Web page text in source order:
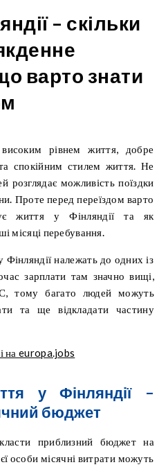
– скільки
варто знати
рівнем життя, добре
спокійним стилем життя. Не
можливість поїздки
Проте перед переїздом варто
життя у Фінляндії та як
місяці перебування.
належать до одних із
зарплати там значно вищі,
тому багато людей можуть
та ще відкладати частину
на europa.jobs
у Фінляндії –
бюджет
приблизний бюджет на
особи місячні витрати можуть